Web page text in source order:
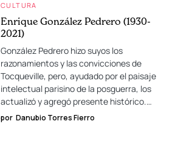
CULTURA
Enrique González Pedrero (1930-
2021)
González Pedrero hizo suyos los
razonamientos y las convicciones de
Tocqueville, pero, ayudado por el paisaje
intelectual parisino de la posguerra, los
actualizó y agregó presente histórico.…
por Danubio Torres Fierro